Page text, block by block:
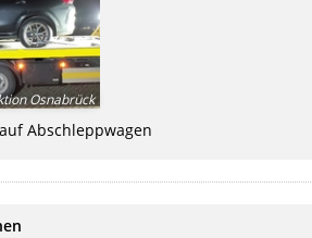
Osnabrück
Abschleppwagen